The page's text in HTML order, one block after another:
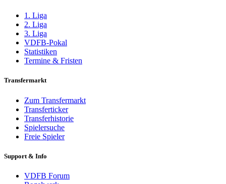
1. Liga
2. Liga
3. Liga
VDFB-Pokal
Statistiken
Termine & Fristen
Transfermarkt
Zum Transfermarkt
Transferticker
Transferhistorie
Spielersuche
Freie Spieler
Support & Info
VDFB Forum